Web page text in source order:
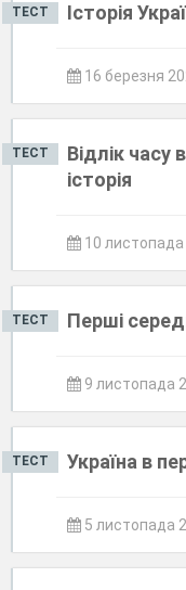
ТЕСТ Історія
16 березня
ТЕСТ
Відлік часу
історія
10 листопада
ТЕСТ Перші
9 листопада
ТЕСТ Україна в
5 листопада